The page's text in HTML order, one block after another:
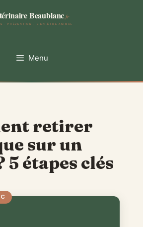
Menu
retirer
sur un
5 étapes clés